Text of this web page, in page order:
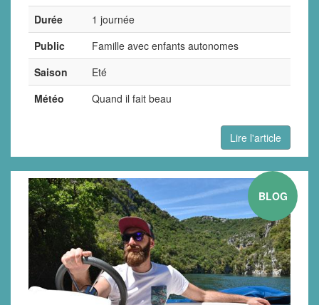
Durée
1 journée
Public
Famille avec enfants autonomes
Saison
Eté
Météo
Quand il fait beau
Lire l'article
BLOG